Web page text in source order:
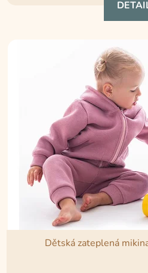
Dětská zateplená